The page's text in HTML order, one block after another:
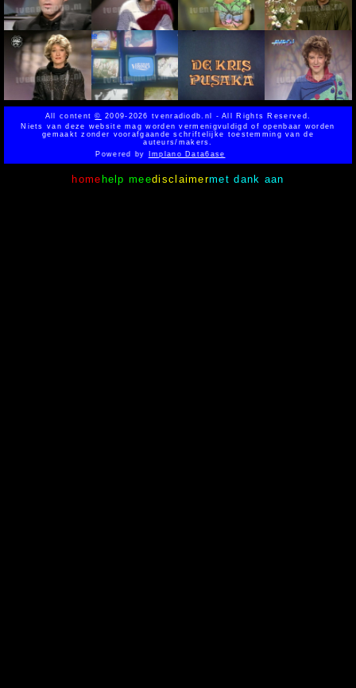
All content© 2009-2026 tvenradiodb.nl - All Rights Reserved.
Niets van deze website mag worden vermenigvuldigd of openbaar worden
gemaakt zonder voorafgaande schriftelijke toestemming van de
auteurs/makers.
Powered by
Implano Data6ase
home help meedisclaimermet dank aan